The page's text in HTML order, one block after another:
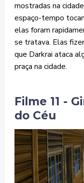
mostradas na
espaço-tempo
elas foram
se tratava. Elas
que Darkrai ataca
praça na cidade.
Filme 11 -
do Céu